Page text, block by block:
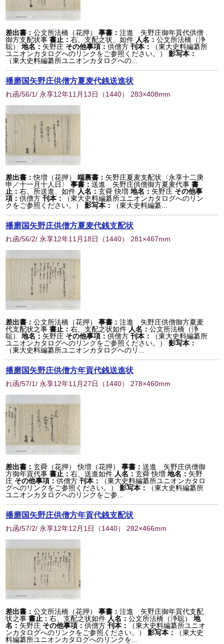
差出書：公文所法橋（花押） 事書：注進 矢野庄御年貢代供僧
御方支配状事 書止：右、支配之状、如件 人名：公文所法橋（浄
聡）
地名： 矢野庄 その他事項：供僧方 刊本：
（東大史料編纂所
ユニオンカタログへのリンクをご参照ください。）
影写本：
（東大史料編纂所ユニオンカタログへの...
播磨国矢野庄供僧方夏麦代銭送進状
れ函/56/1/ 永享12年11月13日 （1440） 283×408mm
差出書：快増（花押） 端裏書： 矢野庄夏麦支配状〈永享十二庚
申／十一月十人日〉
事書：送進 矢野庄供僧御方夏麦代事 書
止：右、所送進、如件 人名：玄舜 快増 地名： 矢野庄 その他事
項：供僧方 刊本：
（東大史料編纂所ユニオンカタログへのリン
クをご参照ください。）
影写本： （東大史料編纂...
播磨国矢野庄供僧方夏麦代銭支配状
れ函/56/2/ 永享12年11月18日 （1440） 281×467mm
差出書：公文所法橋（花押） 事書：注進 矢野庄供僧御方夏麦
代支配状之事 書止：右、支配之状如件 人名：公文所法橋（浄
聡）
地名： 矢野庄 その他事項：供僧方 刊本：
（東大史料編纂所
ユニオンカタログへのリンクをご参照ください。）
影写本：
（東大史料編纂所ユニオンカタログへのリ...
播磨国矢野庄供僧方年貢代銭送進状
れ函/57/1/ 永享12年11月27日 （1440） 278×460mm
差出書：玄舜（花押） 快増（花押） 事書：送進 矢野庄供僧御
方御年貢代事 書止：右、送進如件 人名：玄舜 快増 地名： 矢野
庄 その他事項：供僧方 刊本：
（東大史料編纂所ユニオンカタロ
グへのリンクをご参照ください。）
影写本：
（東大史料編纂所
ユニオンカタログへのリンクをご参...
播磨国矢野庄供僧方年貢代銭支配状
れ函/57/2/ 永享12年12月1日 （1440） 282×466mm
差出書：公文所法橋（花押） 事書：注進 矢野庄御年貢代支配
状之事 書止：右、支配之状如件 人名：公文所法橋（浄聡）
地
名： 矢野庄 その他事項：供僧方 刊本：
（東大史料編纂所ユニオ
ンカタログへのリンクをご参照ください。）
影写本：
（東大史
料編纂所ユニオンカタログへのリンクを...